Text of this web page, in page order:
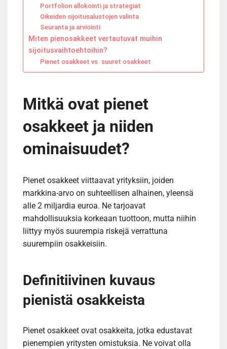
Portfolion allokointi ja strategiat
Oikeiden sijoitusalustojen valinta
Seuranta ja arviointi
Miten pienosakkeet vertautuvat muihin
sijoitusvaihtoehtoihin?
Pienet osakkeet vs. suuret osakkeet
Mitkä ovat pienet
osakkeet ja niiden
ominaisuudet?
Pienet osakkeet viittaavat yrityksiin, joiden
markkina-arvo on suhteellisen alhainen, yleensä
alle 2 miljardia euroa. Ne tarjoavat
mahdollisuuksia korkeaan tuottoon, mutta niihin
liittyy myös suurempia riskejä verrattuna
suurempiin osakkeisiin.
Definitiivinen kuvaus
pienistä osakkeista
Pienet osakkeet ovat osakkeita, jotka edustavat
pienempien yritysten omistuksia. Ne voivat olla